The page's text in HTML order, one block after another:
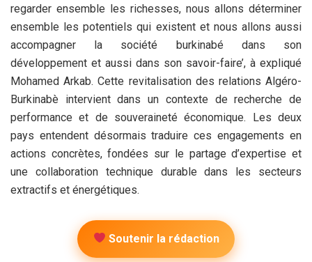
regarder ensemble les richesses, nous allons déterminer
ensemble les potentiels qui existent et nous allons aussi
accompagner la société burkinabé dans son
développement et aussi dans son savoir-faire’, à expliqué
Mohamed Arkab. Cette revitalisation des relations Algéro-
Burkinabè intervient dans un contexte de recherche de
performance et de souveraineté économique. Les deux
pays entendent désormais traduire ces engagements en
actions concrètes, fondées sur le partage d’expertise et
une collaboration technique durable dans les secteurs
extractifs et énergétiques.
Soutenir la rédaction